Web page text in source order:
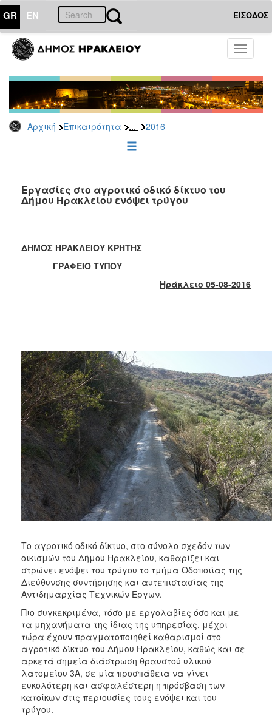
GR EN ΕΙΣΟΔΟΣ
Toggle
Αρχική Επικαιρότητα ... 2016
ΕΠΙΚΑΙΡΟΤΗΤΑ
Τύπου
Αρχείο
2026
2025
2022
2021
2019
2018
2012
2011
2010
2006
ΔΗΜΟΤΗΣ
ΕΠΙΣΚΕΠΤΗΣ
ΗΡΑΚΛΕΙΟ
Εργασίες στο αγροτικό οδικό δίκτυο του
Δήμου Ηρακλείου ενόψει τρύγου
ΔΗΜΟΣ ΗΡΑΚΛΕΙΟΥ ΚΡΗΤΗΣ
ΓΡΑΦΕΙΟ ΤΥΠΟΥ
Ηράκλειο 05-08-2016
Το αγροτικό οδικό δίκτυο, στο σύνολο σχεδόν των
οικισμών του Δήμου Ηρακλείου, καθαρίζει και
στρώνει ενόψει του τρύγου το τμήμα Οδοποιίας της
Διεύθυνσης συντήρησης και αυτεπιστασίας της
Αντιδημαρχίας Τεχνικών Έργων.
Πιο συγκεκριμένα, τόσο με εργολαβίες όσο και με
τα μηχανήματα της ίδιας της υπηρεσίας, μέχρι
τώρα έχουν πραγματοποιηθεί καθαρισμοί στο
αγροτικό δίκτυο του Δήμου Ηρακλείου, καθώς και σε
αρκετά σημεία διάστρωση θραυστού υλικού
λατομείου 3Α, σε μία προσπάθεια να γίνει
ευκολότερη και ασφαλέστερη η πρόσβαση των
κατοίκων στις περιουσίες τους ενόψει και του
τρύγου.